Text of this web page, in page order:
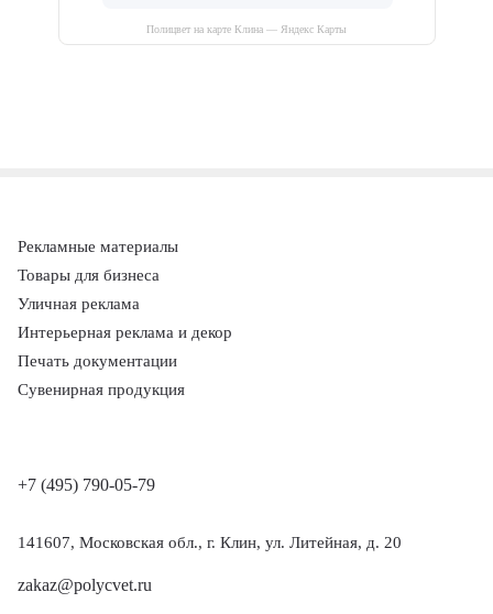
Полицвет на карте Клина — Яндекс Карты
Рекламные материалы
Товары для бизнеса
Уличная реклама
Интерьерная реклама и декор
Печать документации
Сувенирная продукция
+7 (495) 790-05-79
141607, Московская обл., г. Клин, ул. Литейная, д. 20
zakaz@polycvet.ru